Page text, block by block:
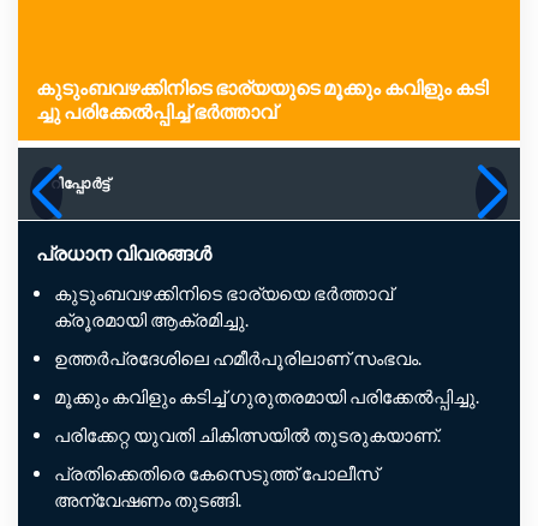
കു​ടും​ബ​വ​ഴ​ക്കി​നി​ടെ ഭാ​ര്യ​യു​ടെ മൂ​ക്കും ക​വി​ളും ക​ടി​
ച്ചു പ​രി​ക്കേ​ൽ​പ്പി​ച്ച് ഭ​ർ​ത്താ​വ്
റിപ്പോര്‍ട്ട്
പ്രധാന വിവരങ്ങൾ
കുടുംബവഴക്കിനിടെ ഭാര്യയെ ഭർത്താവ്
ക്രൂരമായി ആക്രമിച്ചു.
ഉത്തർപ്രദേശിലെ ഹമീർപൂരിലാണ് സംഭവം.
മൂക്കും കവിളും കടിച്ച് ഗുരുതരമായി പരിക്കേൽപ്പിച്ചു.
പരിക്കേറ്റ യുവതി ചികിത്സയിൽ തുടരുകയാണ്.
പ്രതിക്കെതിരെ കേസെടുത്ത് പോലീസ്
അന്വേഷണം തുടങ്ങി.